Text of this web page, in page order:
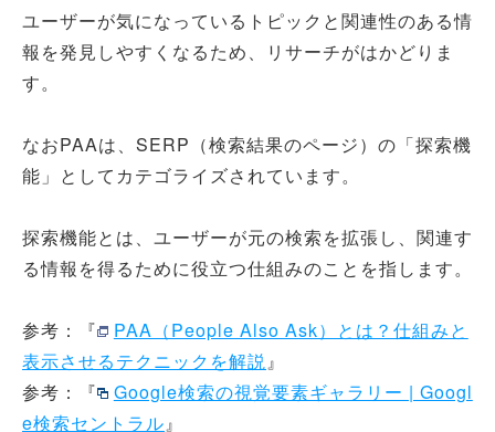
ユーザーが気になっているトピックと関連性のある情
報を発見しやすくなるため、リサーチがはかどりま
す。
なおPAAは、SERP（検索結果のページ）の「探索機
能」としてカテゴライズされています。
探索機能とは、ユーザーが元の検索を拡張し、関連す
る情報を得るために役立つ仕組みのことを指します。
参考：『
PAA（People Also Ask）とは？仕組みと
表示させるテクニックを解説』
参考：『
Google検索の視覚要素ギャラリー | Googl
e検索セントラル』